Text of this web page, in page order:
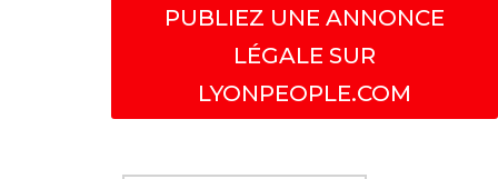
PUBLIEZ UNE ANNONCE
LÉGALE SUR
LYONPEOPLE.COM